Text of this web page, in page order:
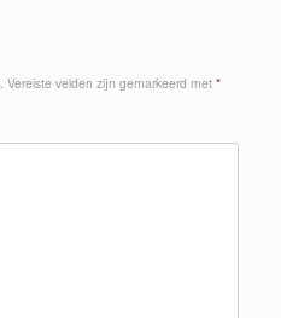
Vereiste velden zijn gemarkeerd met *